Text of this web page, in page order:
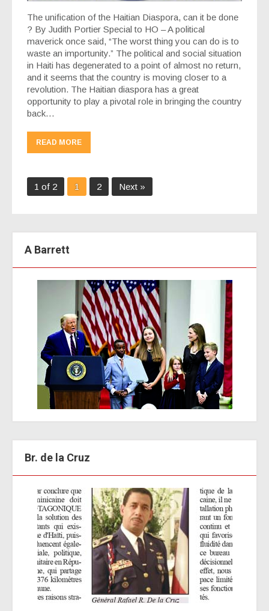
The unification of the Haitian Diaspora, can it be done
? By Judith Portier Special to HO – A political
maverick once said, “The worst thing you can do is to
waste an importunity.” The political and social situation
in Haiti has degenerated to a point of almost no return,
and it seems that the country is moving closer to a
revolution. The Haitian diaspora has a great
opportunity to play a pivotal role in bringing the country
back…
READ MORE
1 of 2 1 2 Next »
A Barrett
Br. de la Cruz